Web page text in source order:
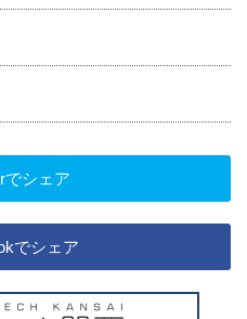
シェア
でシェア